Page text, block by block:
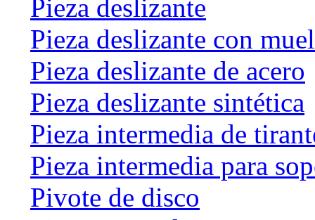
Pieza deslizante
Pieza deslizante con
Pieza deslizante de acero
Pieza deslizante sintética
Pieza intermedia de
Pieza intermedia para
Pivote de disco